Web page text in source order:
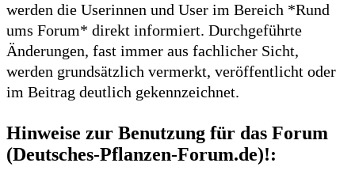
werden die Userinnen und User im Bereich *Rund
ums Forum* direkt informiert. Durchgeführte
Änderungen, fast immer aus fachlicher Sicht,
werden grundsätzlich vermerkt, veröffentlicht oder
im Beitrag deutlich gekennzeichnet.
Hinweise zur Benutzung für das Forum
(Deutsches-Pflanzen-Forum.de)!: